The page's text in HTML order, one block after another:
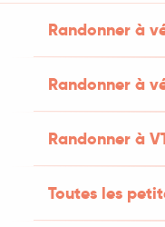
Randonner à
Randonner à
Randonner à
Toutes les